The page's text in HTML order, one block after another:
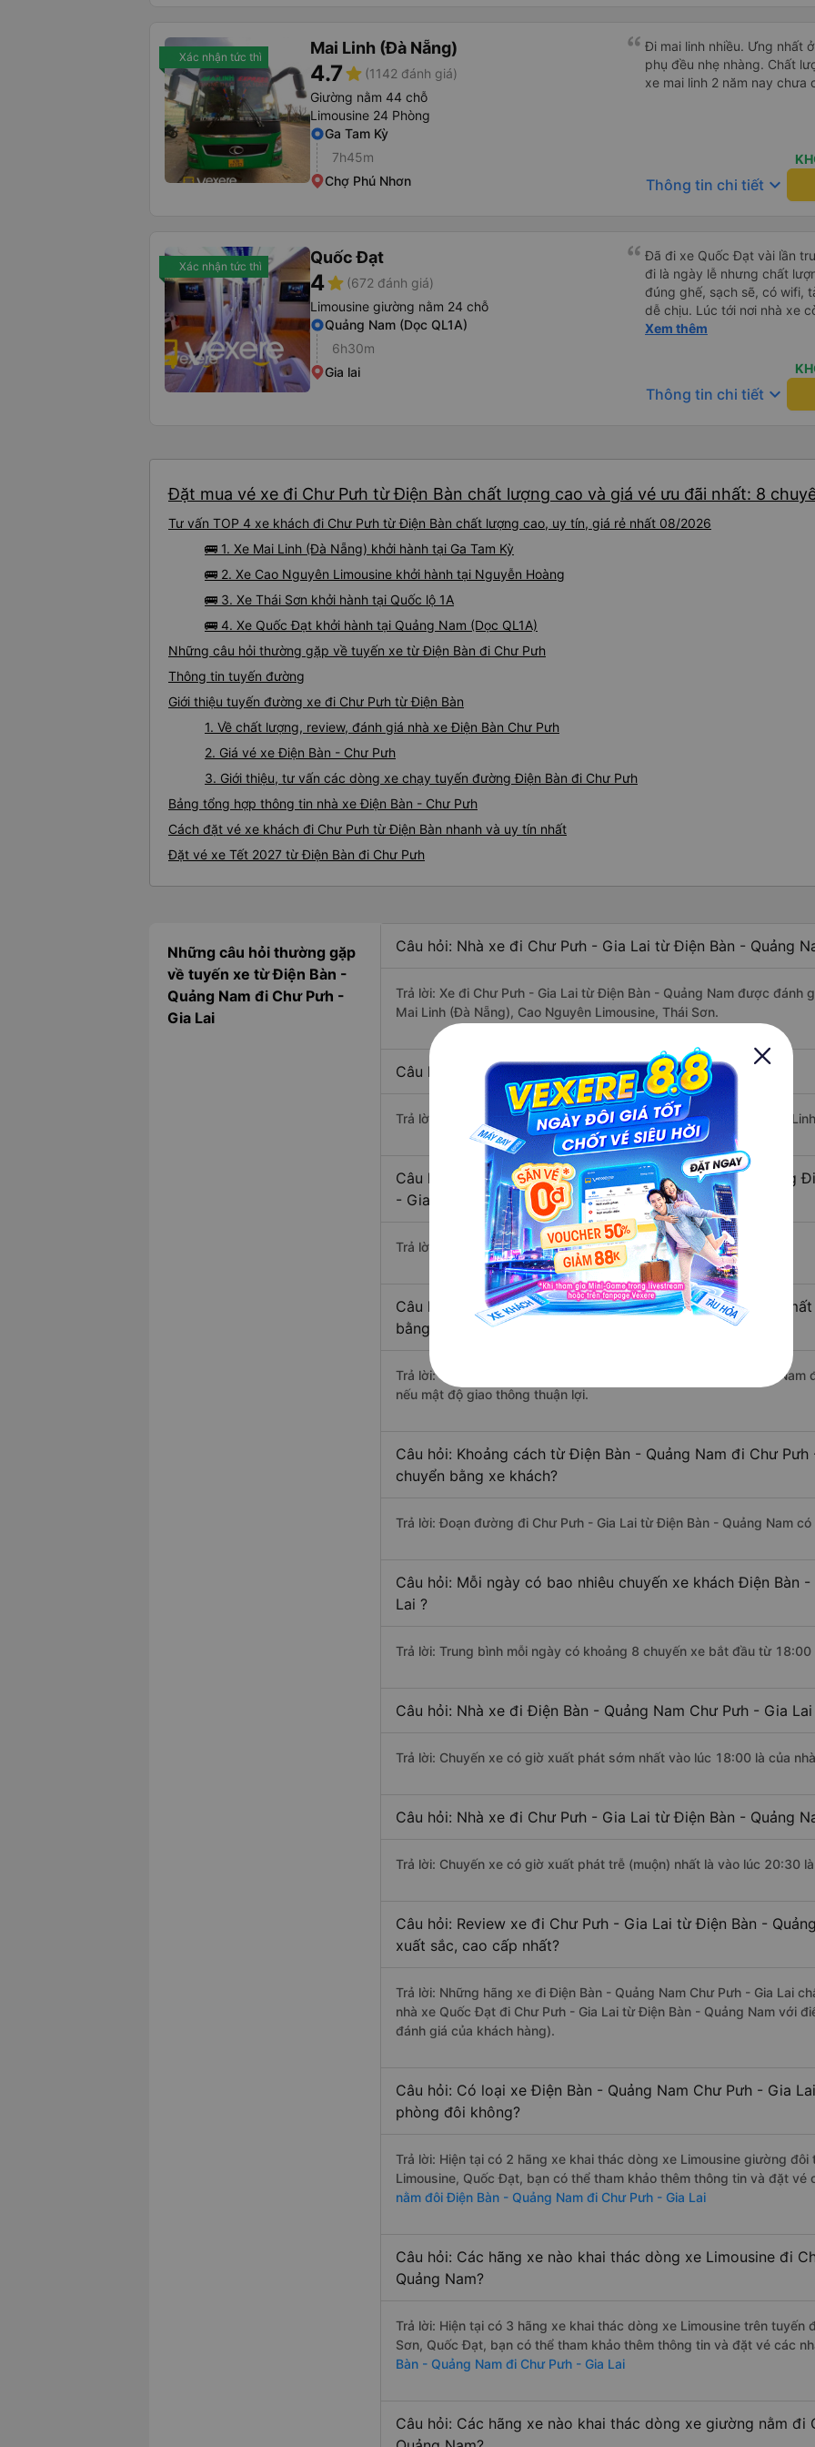
Xác nhận tức thì Mai Linh (Đà Nẵng)
4.7star (1142 đánh giá)
Giường nằm 44 chỗ
Limousine 24 Phòng
Ga Tam Kỳ
7h45m
Chợ Phú Nhơn
Đi mai linh nhiều. Ưng nhất
phụ đều nhẹ nhàng. Chất
xe mai linh 2 năm nay chưa
Thông tin chi tiết keyboard_arrow_down
Xác nhận tức thì Quốc Đạt
4star (672 đánh giá)
Limousine giường nằm 24 chỗ
Quảng Nam (Dọc QL1A)
6h30m
Gia lai
Đã đi xe Quốc Đạt vài lần
đi là ngày lễ nhưng chất
đúng ghế, sạch sẽ, có wifi,
dễ chịu. Lúc tới nơi nhà xe
nhà. 10đ cho nhà xe, hy
Xem thêm
Thông tin chi tiết keyboard_arrow_down
Đặt mua vé xe đi Chư Pưh từ Điện Bàn chất lượng cao và giá vé ưu đãi nhất: 8
Tư vấn TOP 4 xe khách đi Chư Pưh từ Điện Bàn chất lượng cao, uy tín, giá rẻ nhất 08/2026
🚌 1. Xe Mai Linh (Đà Nẵng) khởi hành tại Ga Tam Kỳ
🚌 2. Xe Cao Nguyên Limousine khởi hành tại Nguyễn Hoàng
🚌 3. Xe Thái Sơn khởi hành tại Quốc lộ 1A
🚌 4. Xe Quốc Đạt khởi hành tại Quảng Nam (Dọc QL1A)
Những câu hỏi thường gặp về tuyến xe từ Điện Bàn đi Chư Pưh
Thông tin tuyến đường
Giới thiệu tuyến đường xe đi Chư Pưh từ Điện Bàn
1. Về chất lượng, review, đánh giá nhà xe Điện Bàn Chư Pưh
2. Giá vé xe Điện Bàn - Chư Pưh
3. Giới thiệu, tư vấn các dòng xe chạy tuyến đường Điện Bàn đi Chư Pưh
Bảng tổng hợp thông tin nhà xe Điện Bàn - Chư Pưh
Cách đặt vé xe khách đi Chư Pưh từ Điện Bàn nhanh và uy tín nhất
Đặt vé xe Tết 2027 từ Điện Bàn đi Chư Pưh
Những câu hỏi thường gặp
về tuyến xe từ Điện Bàn -
Quảng Nam đi Chư Pưh -
Gia Lai
Câu hỏi: Nhà xe đi Chư Pưh - Gia Lai từ Điện Bàn - Quảng
Trả lời: Xe đi Chư Pưh - Gia Lai từ Điện Bàn - Quảng Nam được đánh
Mai Linh (Đà Nẵng), Cao Nguyên Limousine, Thái Sơn.
Câu hỏi: Xe nào đi Chư Pưh - Gia Lai có giá rẻ nhất?
Trả lời: Vé xe rẻ nhất có mức giá là 350.000 đồng của nhà xe Mai
Câu hỏi: Có bao nhiêu nhà xe đang khai thác tuyến đường
- Gia Lai ?
Trả lời: Hiện tại có 4 nhà xe khai thác tuyến đường.
Câu hỏi: Từ Điện Bàn - Quảng Nam đi Chư Pưh - Gia Lai
bằng xe khách?
Trả lời: Thời gian di chuyển bằng xe khách từ Điện Bàn - Quảng Nam
nếu mật độ giao thông thuận lợi.
Câu hỏi: Khoảng cách từ Điện Bàn - Quảng Nam đi Chư
chuyển bằng xe khách?
Trả lời: Đoạn đường đi Chư Pưh - Gia Lai từ Điện Bàn - Quảng Nam
Câu hỏi: Mỗi ngày có bao nhiêu chuyến xe khách Điện Bàn
Lai ?
Trả lời: Trung bình mỗi ngày có khoảng 8 chuyến xe bắt đầu từ
Câu hỏi: Nhà xe đi Điện Bàn - Quảng Nam Chư Pưh - Gia
Trả lời: Chuyến xe có giờ xuất phát sớm nhất vào lúc 18:00 là của
Câu hỏi: Nhà xe đi Chư Pưh - Gia Lai từ Điện Bàn - Quảng
Trả lời: Chuyến xe có giờ xuất phát trễ (muộn) nhất là vào lúc 20:30
Câu hỏi: Review xe đi Chư Pưh - Gia Lai từ Điện Bàn -
xuất sắc, cao cấp nhất?
Trả lời: Những hãng xe đi Điện Bàn - Quảng Nam Chư Pưh - Gia Lai
nhà xe Quốc Đạt đi Chư Pưh - Gia Lai từ Điện Bàn - Quảng Nam với
đánh giá của khách hàng).
Câu hỏi: Có loại xe Điện Bàn - Quảng Nam Chư Pưh - Gia
phòng đôi không?
Trả lời: Hiện tại có 2 hãng xe khai thác dòng xe Limousine giường
Limousine, Quốc Đạt, bạn có thể tham khảo thêm thông tin và đặt
nằm đôi Điện Bàn - Quảng Nam đi Chư Pưh - Gia Lai
Câu hỏi: Các hãng xe nào khai thác dòng xe Limousine đi
Quảng Nam?
Trả lời: Hiện tại có 3 hãng xe khai thác dòng xe Limousine trên tuyến
Sơn, Quốc Đạt, bạn có thể tham khảo thêm thông tin và đặt vé các
Bàn - Quảng Nam đi Chư Pưh - Gia Lai
Câu hỏi: Các hãng xe nào khai thác dòng xe giường nằm